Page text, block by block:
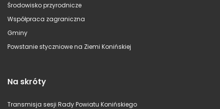
Środowisko przyrodnicze
Współpraca zagraniczna
Gminy
Powstanie styczniowe na Ziemi Konińskiej
Na skróty
Transmisja sesji Rady Powiatu Konińskiego